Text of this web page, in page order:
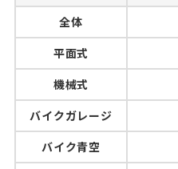
全体
平面式
機械式
バイクガレージ
バイク青空